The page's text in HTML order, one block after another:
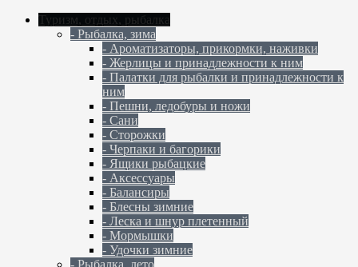
Туризм, отдых, рыбалка
- Рыбалка, зима
- Ароматизаторы, прикормки, наживки
- Жерлицы и принадлежности к ним
- Палатки для рыбалки и принадлежности к
ним
- Пешни, ледобуры и ножи
- Сани
- Сторожки
- Черпаки и багорики
- Ящики рыбацкие
- Аксессуары
- Балансиры
- Блесны зимние
- Леска и шнур плетенный
- Мормышки
- Удочки зимние
- Рыбалка, лето